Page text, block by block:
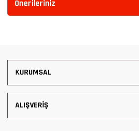
Önerileriniz
KURUMSAL
ALIŞVERİŞ